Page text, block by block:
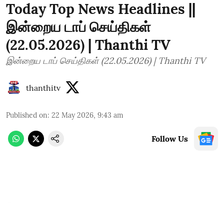
Today Top News Headlines ||
இன்றைய டாப் செய்திகள்
(22.05.2026) | Thanthi TV
இன்றைய டாப் செய்திகள் (22.05.2026) | Thanthi TV
thanthitv
Published on: 22 May 2026, 9:43 am
Follow Us